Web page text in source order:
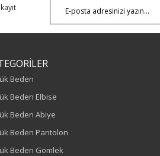
Beden
Beden Elbise
Beden Abiye
Beden Pantolon
Beden Gömlek